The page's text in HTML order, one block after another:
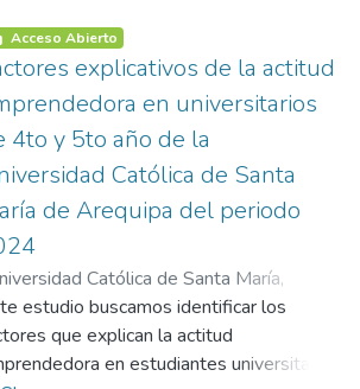
Acceso Abierto
explicativos de la actitud
en universitarios
4to y 5to año de la
Católica de Santa
de Arequipa del periodo
Católica de Santa María,
10-04)Fernández Paredes, María
Rosario; Muñoz Manrique, Alejandra
estudio buscamos identificar los
que explican la actitud
en estudiantes universitarios